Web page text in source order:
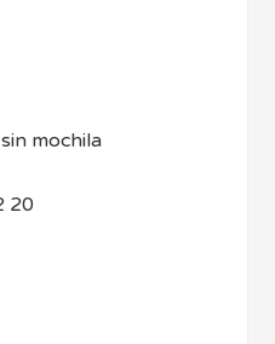
mochila